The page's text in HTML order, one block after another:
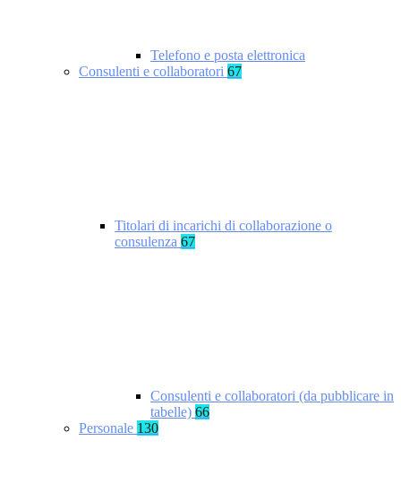
Telefono e posta elettronica
Consulenti e collaboratori 67
Titolari di incarichi di collaborazione o
consulenza 67
Consulenti e collaboratori (da pubblicare in
tabelle) 66
Personale 130